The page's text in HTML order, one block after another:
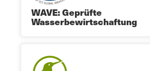
WAVE: Geprüfte
Wasserbewirtschaftung